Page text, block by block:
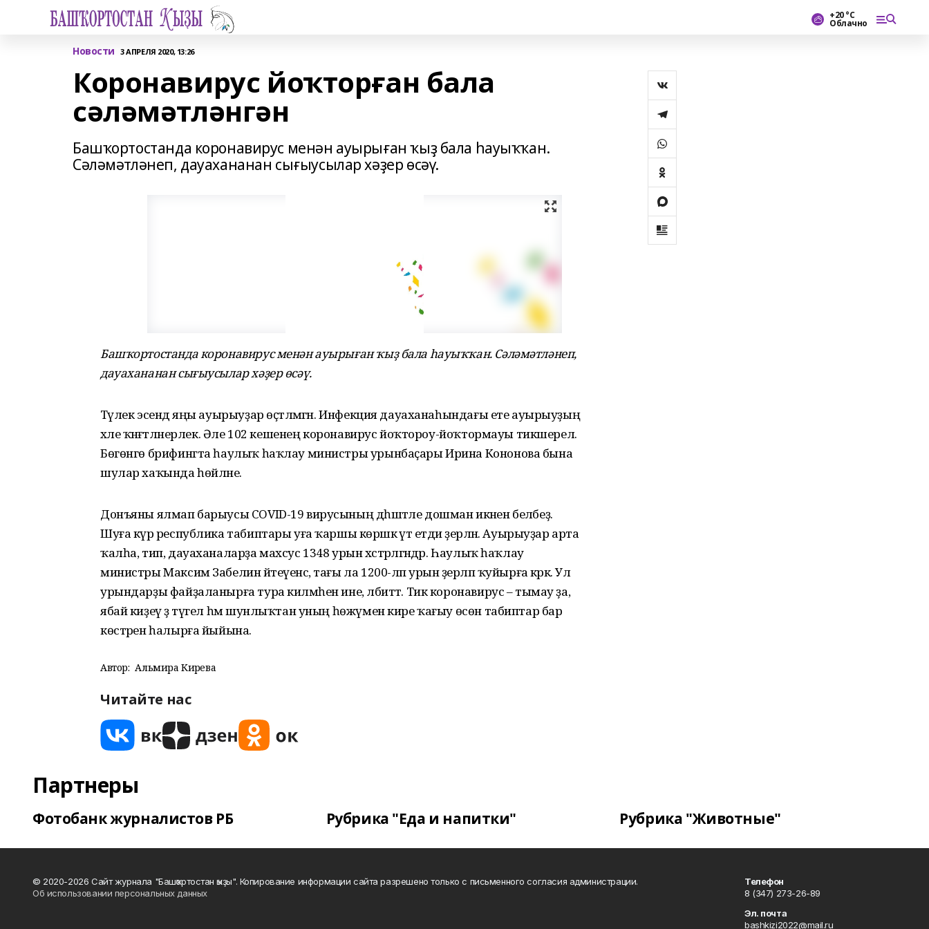
+20 °С
Облачно
Новости 3 АПРЕЛЯ 2020, 13:26
Коронавирус йоҡторған бала
сәләмәтләнгән
Башҡортостанда коронавирус менән ауырыған ҡыҙ бала һауыҡҡан.
Сәләмәтләнеп, дауахананан сығыусылар хәҙер өсәү.
Башҡортостанда коронавирус менән ауырыған ҡыҙ бала һауыҡҡан. Сәләмәтләнеп,
дауахананан сығыусылар хәҙер өсәү.
Тәүлек эсендә яңы ауырыуҙар өҫтәлмәгән. Инфекция дауаханаһындағы ете ауырыуҙың
хәле ҡәнәғәтләнерлек. Әле 102 кешенең коронавирус йоҡтороу-йоҡтормауы тикшерелә.
Бөгөнгө брифингта һаулыҡ һаҡлау министры урынбаҫары Ирина Кононова бына
шулар хаҡында һөйләне.
Донъяны ялмап барыусы COVID-19 вирусының дәһшәтле дошман икәнен беләбеҙ.
Шуға күрә республика табиптары уға ҡаршы көрәшкә үтә етди әҙерләнә. Ауырыуҙар арта
ҡалһа, тип, дауаханаларҙа махсус 1348 урын хәстәрләгәндәр. Һаулыҡ һаҡлау
министры Максим Забелин әйтеүенсә, тағы ла 1200-ләп урын әҙерләп ҡуйырға кәрәк. Ул
урындарҙы файҙаланырға тура килмәһен ине, әлбиттә. Тик коронавирус – тымау ҙа,
ябай киҙеү ҙә түгел һәм шунлыҡтан уның һөжүмен кире ҡағыу өсөн табиптар бар
көстәрен һалырға йыйына.
Автор: Альмира Кирәева
Читайте нас
Партнеры
Фотобанк журналистов РБ Рубрика "Еда и напитки" Рубрика "Животные"
© 2020-2026 Сайт журнала "Башҡортостан ҡыҙы". Копирование информации сайта разрешено только с письменного согласия администрации.
Об использовании персональных данных
Телефон
8 (347) 273-26-89
Эл. почта
bashkizi2022@mail.ru